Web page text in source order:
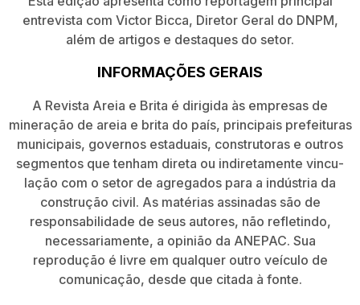
entrevista com Victor Bicca, Diretor Geral do DNPM,
além de artigos e destaques do setor.
INFORMAÇÕES GERAIS
A Revista Areia e Brita é dirigida às empresas de
mineração de areia e brita do país, principais prefeituras
municipais, governos estaduais, construtoras e outros
segmentos que tenham direta ou indiretamente vincu­
lação com o setor de agregados para a indústria da
construção civil. As matérias assinadas são de
responsabilidade de seus autores, não refletindo,
necessariamente, a opinião da ANEPAC. Sua
reprodução é livre em qualquer outro veículo de
comunicação, desde que citada à fonte.